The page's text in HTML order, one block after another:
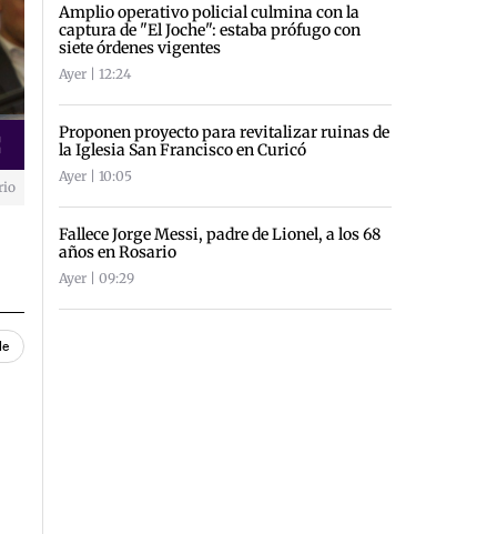
Amplio operativo policial culmina con la
captura de "El Joche": estaba prófugo con
siete órdenes vigentes
Ayer | 12:24
Proponen proyecto para revitalizar ruinas de
la Iglesia San Francisco en Curicó
Ayer | 10:05
Fallece Jorge Messi, padre de Lionel, a los 68
años en Rosario
Ayer | 09:29